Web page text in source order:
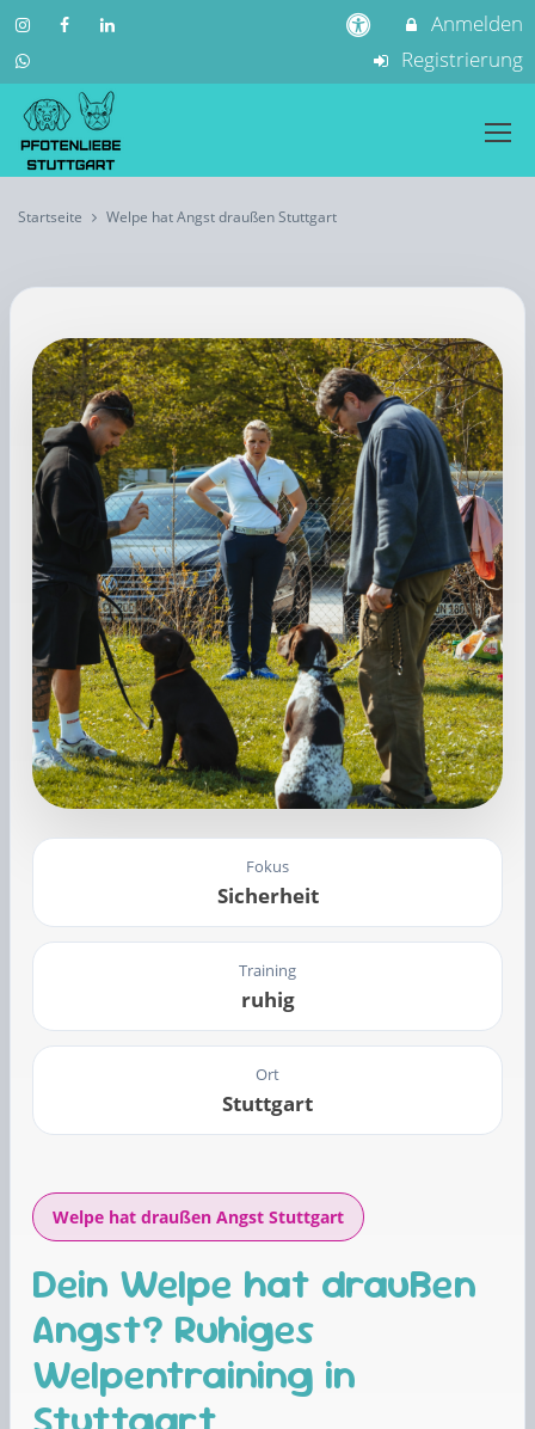
Anmelden
Registrierung
Startseite Welpe hat Angst draußen Stuttgart
Fokus
Sicherheit
Training
ruhig
Ort
Stuttgart
Welpe hat draußen Angst Stuttgart
Dein Welpe hat draußen
Angst? Ruhiges
Welpentraining in